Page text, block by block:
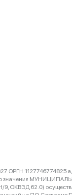
ОРГН 1127746774825
значения
ОКВЭД 62.0)